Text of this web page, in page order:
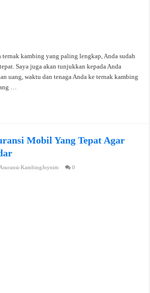
ternak kambing yang paling lengkap, Anda sudah
Saya juga akan tunjukkan kepada Anda
uang, waktu dan tenaga Anda ke ternak kambing
…
Mobil Yang Tepat Agar
Asuransi-KambingJoynim 0